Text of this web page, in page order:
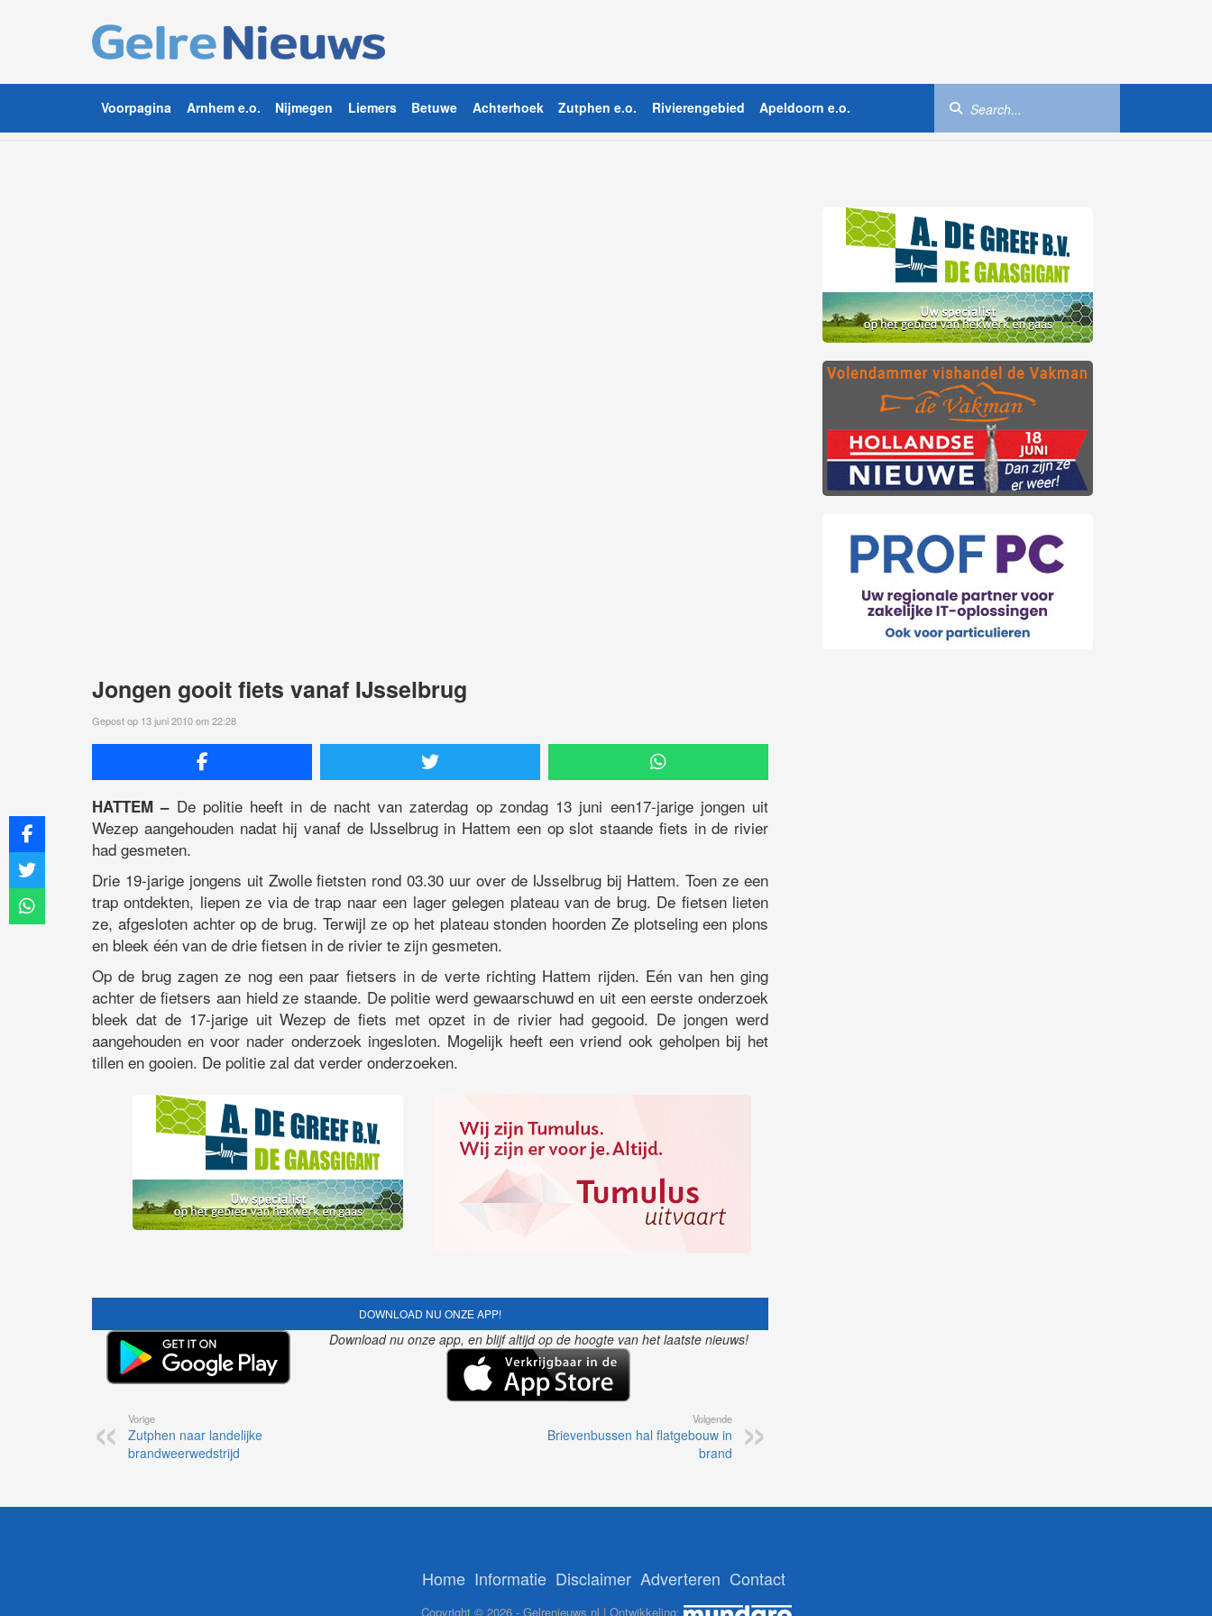
Voorpagina Arnhem e.o. Nijmegen Liemers Betuwe Achterhoek Zutphen e.o. Rivierengebied Apeldoorn e.o.
Jongen gooit fiets vanaf IJsselbrug
Gepost op 13 juni 2010 om 22:28
HATTEM – De politie heeft in de nacht van zaterdag op zondag 13 juni een17-jarige jongen uit
Wezep aangehouden nadat hij vanaf de IJsselbrug in Hattem een op slot staande fiets in de rivier
had gesmeten.
Drie 19-jarige jongens uit Zwolle fietsten rond 03.30 uur over de IJsselbrug bij Hattem. Toen ze een
trap ontdekten, liepen ze via de trap naar een lager gelegen plateau van de brug. De fietsen lieten
ze, afgesloten achter op de brug. Terwijl ze op het plateau stonden hoorden Ze plotseling een plons
en bleek één van de drie fietsen in de rivier te zijn gesmeten.
Op de brug zagen ze nog een paar fietsers in de verte richting Hattem rijden. Eén van hen ging
achter de fietsers aan hield ze staande. De politie werd gewaarschuwd en uit een eerste onderzoek
bleek dat de 17-jarige uit Wezep de fiets met opzet in de rivier had gegooid. De jongen werd
aangehouden en voor nader onderzoek ingesloten. Mogelijk heeft een vriend ook geholpen bij het
tillen en gooien. De politie zal dat verder onderzoeken.
DOWNLOAD NU ONZE APP!
Download nu onze app, en blijf altijd op de hoogte van het laatste nieuws!
Vorige
Zutphen naar landelijke
brandweerwedstrijd
Volgende
Brievenbussen hal flatgebouw in
brand
Home Informatie Disclaimer Adverteren Contact